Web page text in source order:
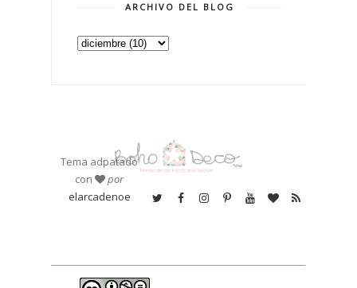
ARCHIVO DEL BLOG
Tema adpatado
con
por
elarcadenoe